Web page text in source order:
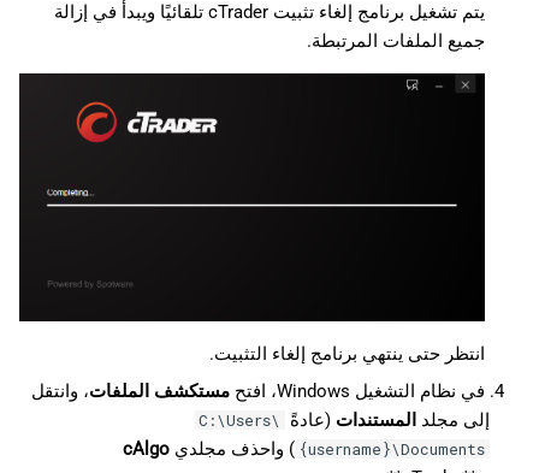
يتم تشغيل برنامج إلغاء تثبيت cTrader تلقائيًا ويبدأ في إزالة
جميع الملفات المرتبطة.
انتظر حتى ينتهي برنامج إلغاء التثبيت.
في نظام التشغيل Windows، افتح
مستكشف الملفات، وانتقل
إلى مجلد المستندات (عادةً
C:\Users\
{username}\Documents ) واحذف مجلديcAlgo